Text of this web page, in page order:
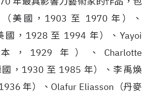
美國，1903 至 1970 年）、
國，1928 至 1994 年）、Yayoi
，1929 年）、Charlotte
國，1930 至 1985 年）、李禹煥
年）、Olafur Eliasson（丹麥